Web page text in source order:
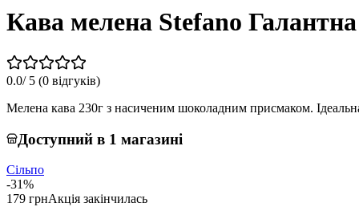
Кава мелена Stefano
0.0/ 5 (0 відгуків)
Мелена кава 230г з насиченим шоколадним присмаком.
Доступний в 1 магазині
Сільпо
-31%
179 грнАкція закінчилась